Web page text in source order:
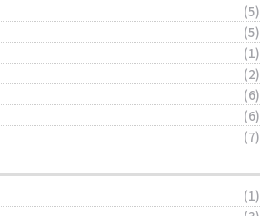
(5)
(5)
(1)
(2)
(6)
(6)
(7)
(1)